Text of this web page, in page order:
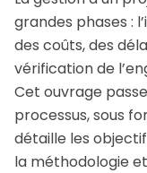
grandes phases :
des coûts, des
vérification de
Cet ouvrage
processus, sous
détaille les
la méthodologie